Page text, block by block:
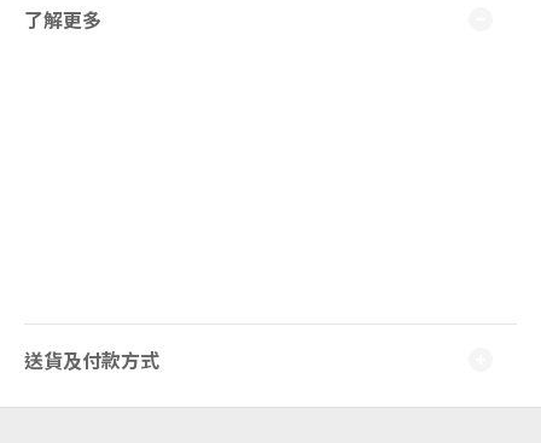
了解更多
送貨及付款方式